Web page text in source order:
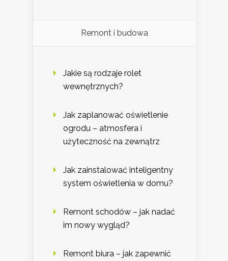
Remont i budowa
Jakie są rodzaje rolet
wewnętrznych?
Jak zaplanować oświetlenie
ogrodu – atmosfera i
użyteczność na zewnątrz
Jak zainstalować inteligentny
system oświetlenia w domu?
Remont schodów – jak nadać
im nowy wygląd?
Remont biura – jak zapewnić